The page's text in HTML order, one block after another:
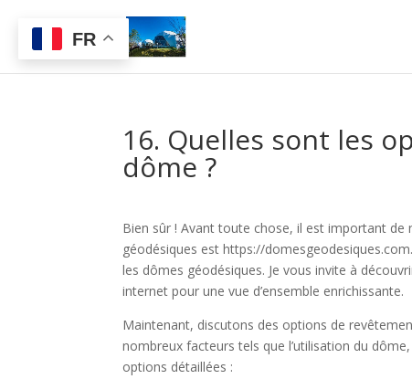
16. Quelles sont les
dôme ?
Bien sûr ! Avant toute chose, il est important
géodésiques est https://
les dômes géodésiques. Je vous invite à
internet pour une vue d’ensemble enrichissante.
Maintenant, discutons des options de
nombreux facteurs tels que l’utilisation du
options détaillées :
FR